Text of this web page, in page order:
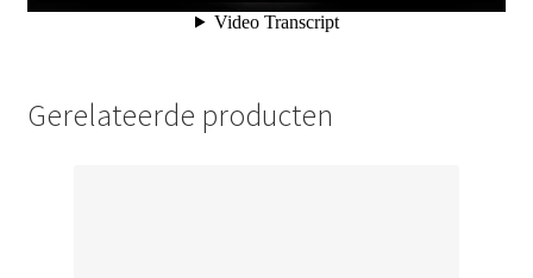
Gerelateerde producten